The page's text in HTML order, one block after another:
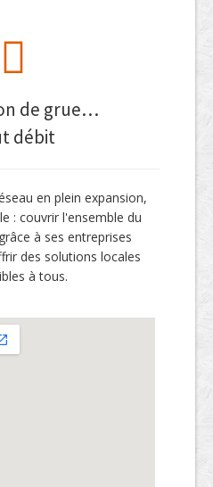
de grue…
débit
en plein expansion,
: couvrir l'ensemble du
à ses entreprises
des solutions locales
à tous.